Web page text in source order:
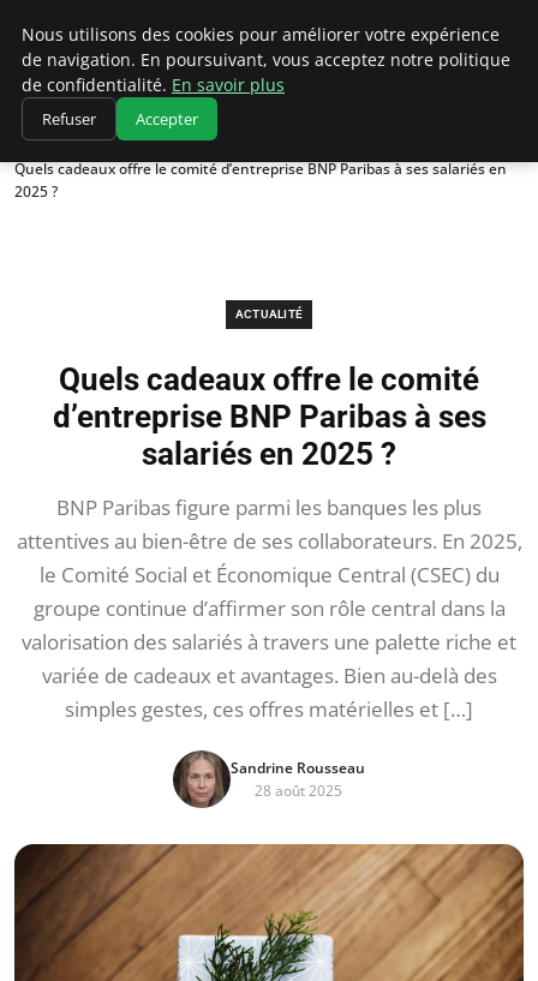
Chasseur De Tête
Accueil
Actualité
Quels cadeaux offre le comité d’entreprise BNP Paribas à ses salariés en
2025 ?
ACTUALITÉ
Quels cadeaux offre le comité
d’entreprise BNP Paribas à ses
salariés en 2025 ?
BNP Paribas figure parmi les banques les plus
attentives au bien-être de ses collaborateurs. En 2025,
le Comité Social et Économique Central (CSEC) du
groupe continue d’affirmer son rôle central dans la
valorisation des salariés à travers une palette riche et
variée de cadeaux et avantages. Bien au-delà des
simples gestes, ces offres matérielles et […]
Sandrine Rousseau
28 août 2025
Nous utilisons des cookies pour améliorer votre expérience
de navigation. En poursuivant, vous acceptez notre politique
de confidentialité. En savoir plus
Refuser Accepter